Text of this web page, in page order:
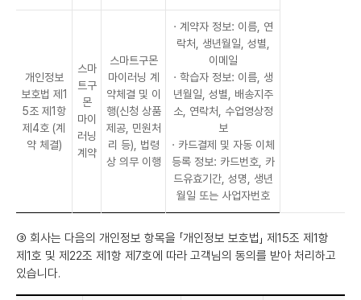
개인정보
보호법 제1
5조 제1항
제4호 (계
약 체결)
스마
트구
몬
마이
러닝
계약
스마트구몬
마이러닝 계
약체결 및 이
행(신청 상품
제공, 민원처
리 등), 법령
상 의무 이행
· 계약자 정보: 이름, 연
락처, 생년월일, 성별,
이메일
· 학습자 정보: 이름, 생
년월일, 성별, 배송지주
소, 연락처, 수업영상정
보
· 카드결제 및 자동 이체
등록 정보: 카드번호, 카
드유효기간, 성명, 생년
월일 또는 사업자번호
③ 회사는 다음의 개인정보 항목을 「개인정보 보호법」 제15조 제1항
제1호 및 제22조 제1항 제7호에 따라 고객님의 동의를 받아 처리하고
있습니다.